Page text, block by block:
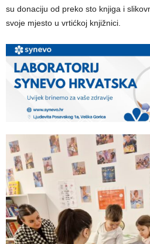
su donaciju od preko sto knjiga i
svoje mjesto u vrtićkoj knjižnici.